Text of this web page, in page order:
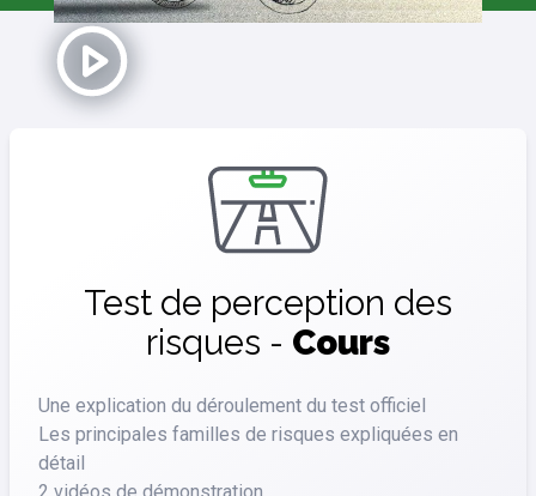
Test de perception des
risques - Cours
Une explication du déroulement du test officiel
Les principales familles de risques expliquées en
détail